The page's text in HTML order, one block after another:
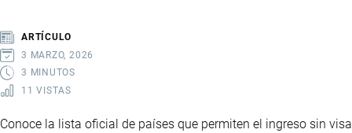
EVITAR
FRAUDES
ARTÍCULO
3 MARZO, 2026
3 MINUTOS
11 VISTAS
Conoce la lista oficial de países que permiten el ingreso sin visa